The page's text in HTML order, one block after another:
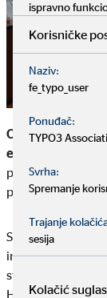
OVB Charity
eura vrijednu
provođenja
području
Stručna pomoć
intervencije
starijoj razvojnoj
Hrvatske ona je
ispravno
Korisničke
Naziv:
fe_typo_user
Ponuđač:
TYPO3
Svrha:
Spremanje
Trajanje
sesija
Kolačić